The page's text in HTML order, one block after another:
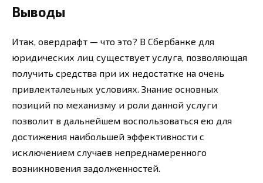
Выводы
Итак, овердрафт — что это? В Сбербанке для
юридических лиц существует услуга, позволяющая
получить средства при их недостатке на очень
привлекталеьных условиях. Знание основных
позиций по механизму и роли данной услуги
позволит в дальнейшем воспользоваться ею для
достижения наибольшей эффективности с
исключением случаев непреднамеренного
возникновения задолженностей.